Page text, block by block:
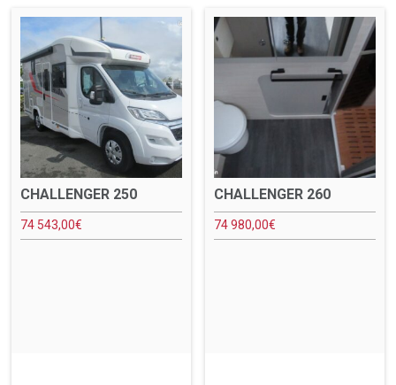
CHALLENGER 250
74 543,00€
CHALLENGER 260
74 980,00€